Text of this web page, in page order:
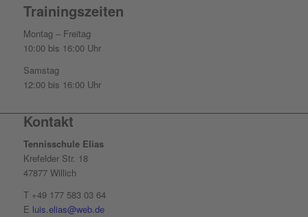
Trainingszeiten
Montag – Freitag
10:00 bis 16:00 Uhr
Samstag
12:00 bis 16:00 Uhr
Kontakt
Tennisschule Elias
Krefelder Str. 18
47877 Willich
T +49 177 583 03 64
E luis.elias@web.de